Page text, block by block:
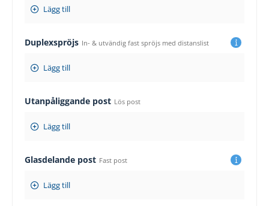
Lägg till
Duplexspröjs In- & utvändig fast spröjs med distanslist
Lägg till
Utanpåliggande post Lös post
Lägg till
Glasdelande post Fast post
Lägg till